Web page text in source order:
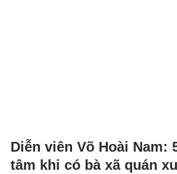
Diễn viên Võ Hoài Nam:
tâm khi có bà xã quán